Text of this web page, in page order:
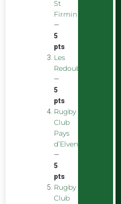
St
Firmin
—
5
pts
Les
Redoubstables
—
5
pts
Rugby
Club
Pays
d’Elven
—
5
pts
Rugby
Club